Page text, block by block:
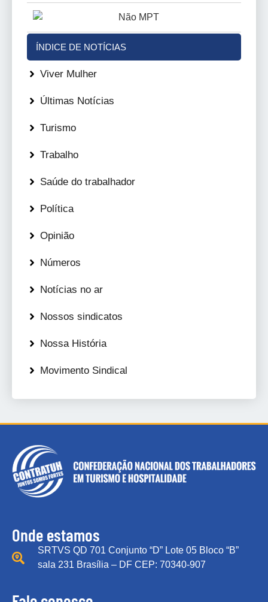
ÍNDICE DE NOTÍCIAS
Viver Mulher
Últimas Notícias
Turismo
Trabalho
Saúde do trabalhador
Política
Opinião
Números
Notícias no ar
Nossos sindicatos
Nossa História
Movimento Sindical
Onde estamos
SRTVS QD 701 Conjunto “D” Lote 05 Bloco “B”
sala 231 Brasília – DF CEP: 70340-907